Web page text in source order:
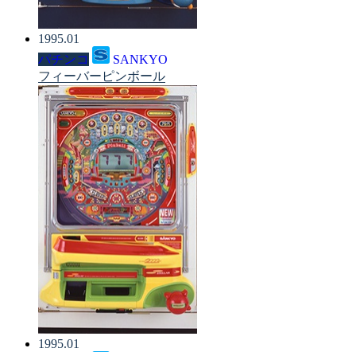
1995.01
パチンコ
SANKYO
フィーバーピンボール
1995.01